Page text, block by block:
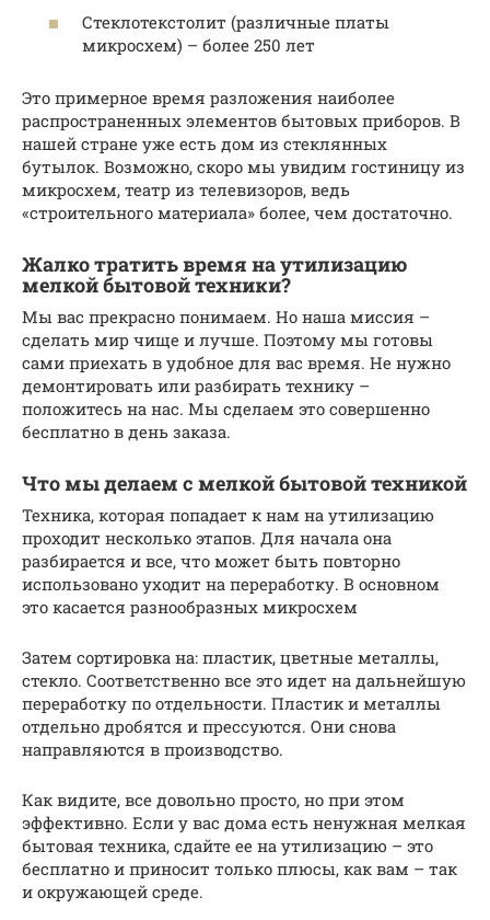
Стеклотекстолит (различные платы
микросхем) – более 250 лет
Это примерное время разложения наиболее
распространенных элементов бытовых приборов. В
нашей стране уже есть дом из стеклянных
бутылок. Возможно, скоро мы увидим гостиницу из
микросхем, театр из телевизоров, ведь
«строительного материала» более, чем достаточно.
Жалко тратить время на утилизацию
мелкой бытовой техники?
Мы вас прекрасно понимаем. Но наша миссия –
сделать мир чище и лучше. Поэтому мы готовы
сами приехать в удобное для вас время. Не нужно
демонтировать или разбирать технику –
положитесь на нас. Мы сделаем это совершенно
бесплатно в день заказа.
Что мы делаем с мелкой бытовой техникой
Техника, которая попадает к нам на утилизацию
проходит несколько этапов. Для начала она
разбирается и все, что может быть повторно
использовано уходит на переработку. В основном
это касается разнообразных микросхем
Затем сортировка на: пластик, цветные металлы,
стекло. Соответственно все это идет на дальнейшую
переработку по отдельности. Пластик и металлы
отдельно дробятся и прессуются. Они снова
направляются в производство.
Как видите, все довольно просто, но при этом
эффективно. Если у вас дома есть ненужная мелкая
бытовая техника, сдайте ее на утилизацию – это
бесплатно и приносит только плюсы, как вам – так
и окружающей среде.